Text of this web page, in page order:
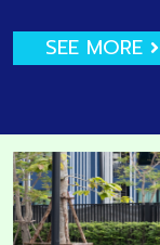
SEE MORE